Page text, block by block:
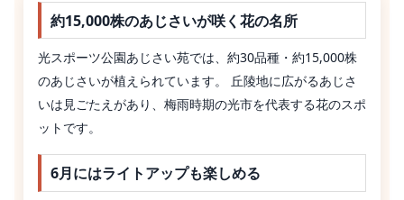
約15,000株のあじさいが咲く花の名所
光スポーツ公園あじさい苑では、約30品種・約15,000株
のあじさいが植えられています。 丘陵地に広がるあじさ
いは見ごたえがあり、梅雨時期の光市を代表する花のスポ
ットです。
6月にはライトアップも楽しめる